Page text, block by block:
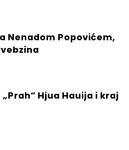
Nenadom Popovićem,
Hjua Hauija i kraj